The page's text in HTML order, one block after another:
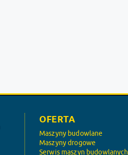
OFERTA
Maszyny budowlane
Maszyny drogowe
Serwis maszyn budowlanych